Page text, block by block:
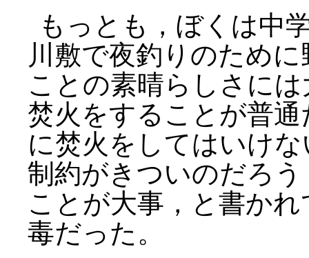
もっとも，ぼくは中
川敷で夜釣りのため
ことの素晴らしさに
焚火をすることが普
に焚火をしてはいけ
制約がきついのだろ
ことが大事，と書か
毒だった。